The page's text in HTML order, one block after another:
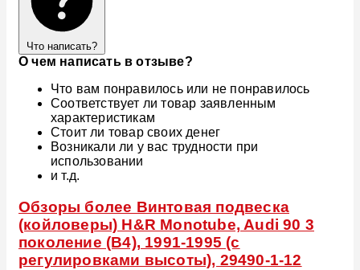
Что написать?
О чем написать в отзыве?
Что вам понравилось или не понравилось
Соответствует ли товар заявленным
характеристикам
Стоит ли товар своих денег
Возникали ли у вас трудности при
использовании
и т.д.
Обзоры более Винтовая подвеска
(койловеры) H&R Monotube, Audi 90 3
поколение (B4), 1991-1995 (с
регулировками высоты), 29490-1-12